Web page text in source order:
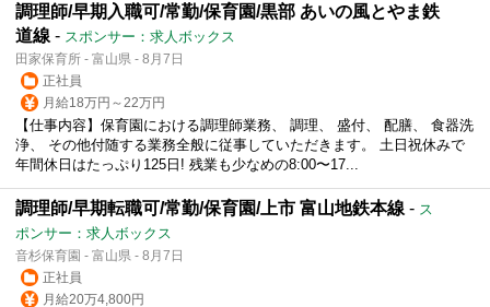
調理師/早期入職可/常勤/保育園/黒部 あいの風とやま鉄
道線 - スポンサー：求人ボックス
田家保育所 - 富山県 - 8月7日
正社員
月給18万円～22万円
【仕事内容】保育園における調理師業務、 調理、 盛付、 配膳、 食器洗
浄、 その他付随する業務全般に従事していただきます。 土日祝休みで
年間休日はたっぷり125日! 残業も少なめの8:00〜17...
調理師/早期転職可/常勤/保育園/上市 富山地鉄本線 - ス
ポンサー：求人ボックス
音杉保育園 - 富山県 - 8月7日
正社員
月給20万4,800円